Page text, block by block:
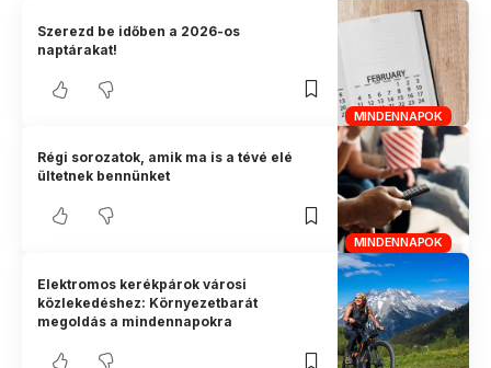
MINDENNAPOK
Szerezd be időben a 2026-os
naptárakat!
MINDENNAPOK
Régi sorozatok, amik ma is a tévé elé
ültetnek bennünket
Elektromos kerékpárok városi
közlekedéshez: Környezetbarát
megoldás a mindennapokra